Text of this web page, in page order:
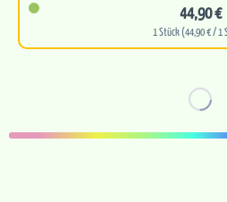
44,90 €
1 Stück (44,90 € / 1